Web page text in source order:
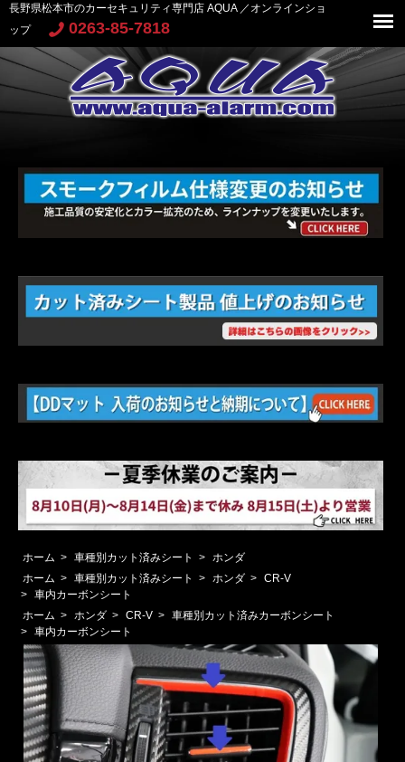
長野県松本市のカーセキュリティ専門店 AQUA ／オンラインショ
ップ
0263-85-7818
ホーム > 車種別カット済みシート > ホンダ
ホーム > 車種別カット済みシート > ホンダ > CR-V
> 車内カーボンシート
ホーム > ホンダ > CR-V > 車種別カット済みカーボンシート
> 車内カーボンシート